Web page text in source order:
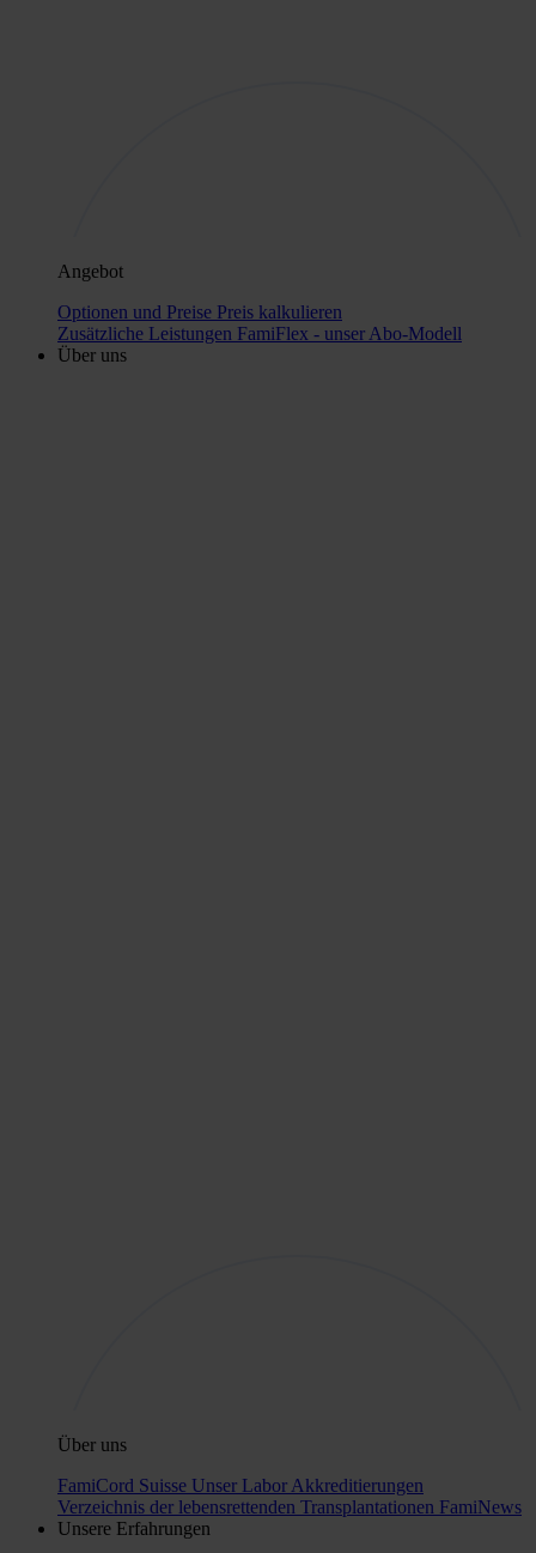
Angebot
Optionen und Preise Preis kalkulieren
Zusätzliche Leistungen FamiFlex - unser Abo-Modell
Über uns
Über uns
FamiCord Suisse Unser Labor Akkreditierungen
Verzeichnis der lebensrettenden Transplantationen FamiNews
Unsere Erfahrungen